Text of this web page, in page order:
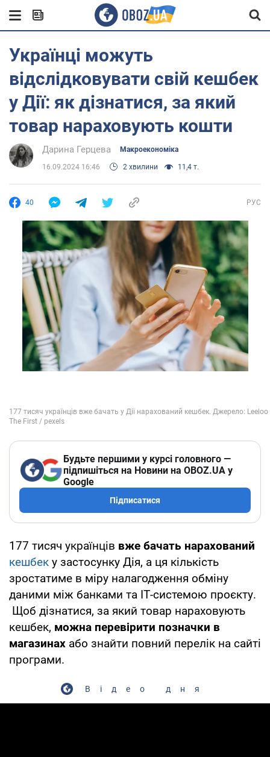
Українці можуть
відслідковувати свій кешбек
у Дії: як дізнатися, за який
товар нараховують кошти
Дарина Герцева Mакроекономіка
16.09.2024 16:46 2 хвилини 11,4 т.
40 РУС
Будьте першими у курсі головного —
підпишіться на Новини на OBOZ.UA у
Google
Підписатися
177 тисяч українців вже бачать нарахований
кешбек у застосунку Дія, а ця кількість
зростатиме в міру налагодження обміну
даними між банками та ІТ-системою проєкту.
Щоб дізнатися, за який товар нараховують
кешбек, можна перевірити позначки в
магазинах або знайти повний перелік на сайті
програми.
Відео дня